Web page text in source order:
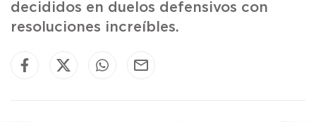
decididos en duelos defensivos con
resoluciones increíbles.